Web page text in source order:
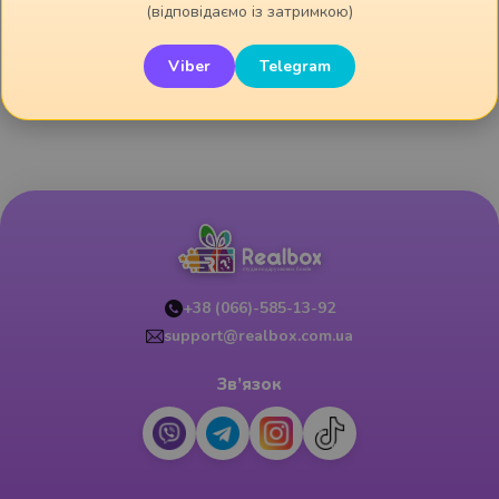
коробки, ми робимо заміну на більшу коробку (крафтового
(відповідаємо із затримкою)
Viber Telegram
+38 (066)-585-13-92
support@realbox.com.ua
Зв’язок